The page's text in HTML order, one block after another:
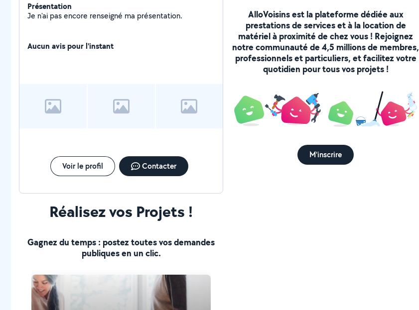
Présentation
Je n'ai pas encore renseigné ma présentation.
Aucun avis pour l'instant
Voir le profil Contacter
AlloVoisins est la plateforme dédiée aux
prestations de services et à la location de
matériel à proximité de chez vous ! Rejoignez
notre communauté de 4,5 millions de membres,
professionnels et particuliers, et facilitez votre
quotidien pour tous vos projets !
M'inscrire
Réalisez vos Projets !
Gagnez du temps : postez toutes vos demandes
publiques en un clic.